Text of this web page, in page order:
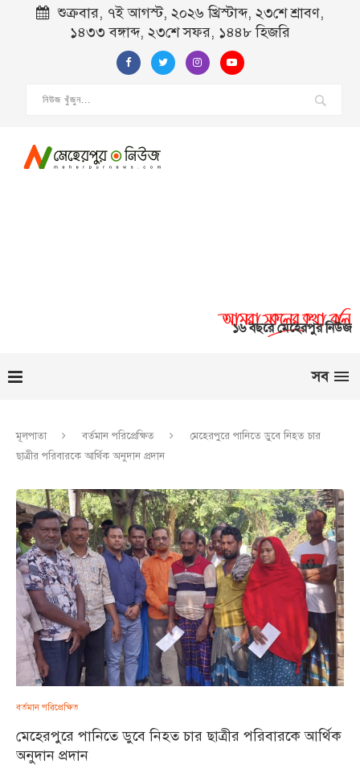
শুক্রবার, ৭ই আগস্ট, ২০২৬ খ্রিস্টাব্দ, ২৩শে শ্রাবণ,
১৪৩৩ বঙ্গাব্দ, ২৩শে সফর, ১৪৪৮ হিজরি
১৬ বছরে মেহেরপুর নিউজ
সব
মূলপাতা বর্তমান পরিপ্রেক্ষিত
মেহেরপুরে পানিতে ডুবে নিহত চার
ছাত্রীর পরিবারকে আর্থিক অনুদান প্রদান
বর্তমান পরিপ্রেক্ষিত
মেহেরপুরে পানিতে ডুবে নিহত চার ছাত্রীর পরিবারকে আর্থিক
অনুদান প্রদান